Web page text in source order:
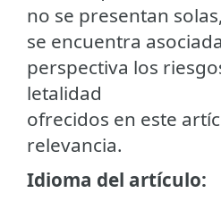
no se presentan
se encuentra
perspectiva los
letalidad
ofrecidos en este
relevancia.
Idioma del artículo